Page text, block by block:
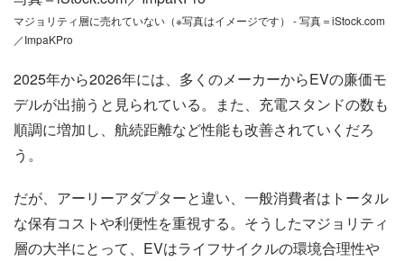
マジョリティ層に売れていない（※写真はイメージです） - 写真＝iStock.com
／ImpaKPro
2025年から2026年には、多くのメーカーからEVの廉価モ
デルが出揃うと見られている。また、充電スタンドの数も
順調に増加し、航続距離など性能も改善されていくだろ
う。
だが、アーリーアダプターと違い、一般消費者はトータル
な保有コストや利便性を重視する。そうしたマジョリティ
層の大半にとって、EVはライフサイクルの環境合理性や